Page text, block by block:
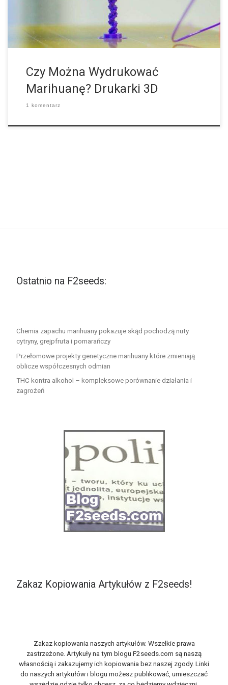
coś namacalnego. W przeciwieństwie do niestabilnej waluty i
leczenia chorób nowotworowych energią, technologia druku 3D
szybko przeszła od mody […]
Czy Można Wydrukować
Marihuanę? Drukarki 3D
1 komentarz
Ostatnio na F2seeds:
Chemia zapachu marihuany pokazuje skąd pochodzą nuty
cytryny, grejpfruta i pomarańczy
Przełomowe projekty genetyczne marihuany które zmieniają
oblicze współczesnych odmian
THC kontra alkohol – kompleksowe porównanie działania i
zagrożeń
Zakaz Kopiowania Artykułów z F2seeds!
Zakaz kopiowania naszych artykułów. Wszelkie prawa
zastrzeżone. Artykuły na tym blogu F2seeds.com są naszą
własnością i zakazujemy ich kopiowania bez naszej zgody. Linki
do naszych artykułów i blogu możesz publikować, umieszczać